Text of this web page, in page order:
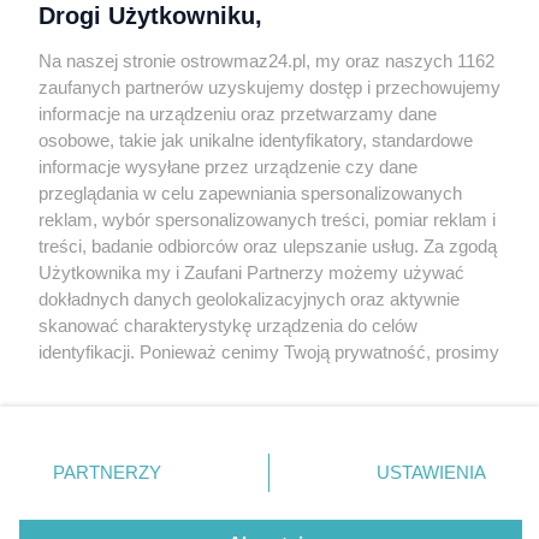
Kontakt
INFORMATOR
Bankomaty
Msze święte
Nocna pomoc lekarska
Taxi
REKLAMA
Banery i artykuły
Reklama wideo
Copyright 2010-2026 OstrowMaz24.pl. Realizacja:PRO-
Współpraca serwis
Drogi Użytkowniku,
Na naszej stronie ostrowmaz24.pl, my oraz naszych 1162
zaufanych partnerów uzyskujemy dostęp i przechowujemy
informacje na urządzeniu oraz przetwarzamy dane
osobowe, takie jak unikalne identyfikatory, standardowe
informacje wysyłane przez urządzenie czy dane
przeglądania w celu zapewniania spersonalizowanych
reklam, wybór spersonalizowanych treści, pomiar reklam i
treści, badanie odbiorców oraz ulepszanie usług. Za zgodą
Użytkownika my i Zaufani Partnerzy możemy używać
dokładnych danych geolokalizacyjnych oraz aktywnie
skanować charakterystykę urządzenia do celów
identyfikacji. Ponieważ cenimy Twoją prywatność, prosimy
prywatności znajdujący się w lewym dolnym rogu strony
. Niektóre rodzaje przetwarzania danych nie wymagają
zgody użytkownika, ale masz prawo sprzeciwić się
PARTNERZY USTAWIENIA